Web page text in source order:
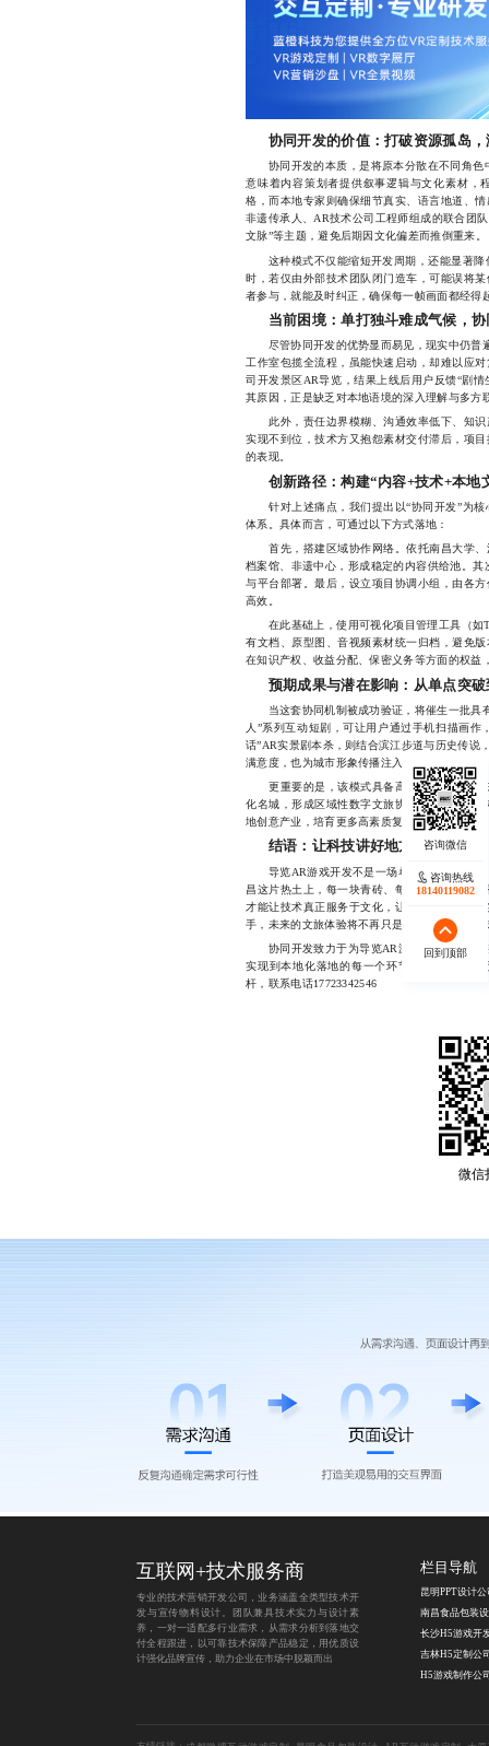
协同开发的价值：打破资源孤岛
协同开发的本质，是将原本分散在不同角色
意味着内容策划者提供叙事逻辑与文化素材，
格，而本地专家则确保细节真实、语言地道、
非遗传承人、AR技术公司工程师组成的联合团
文脉”等主题，避免后期因文化偏差而推倒重来。
这种模式不仅能缩短开发周期，还能显著降
时，若仅由外部技术团队闭门造车，可能误将
者参与，就能及时纠正，确保每一帧画面都经得
当前困境：单打独斗难成气候，
尽管协同开发的优势显而易见，现实中仍普
工作室包揽全流程，虽能快速启动，却难以应
司开发景区AR导览，结果上线后用户反馈“剧
其原因，正是缺乏对本地语境的深入理解与多方
此外，责任边界模糊、沟通效率低下、知识
实现不到位，技术方又抱怨素材交付滞后，项
的表现。
创新路径：构建“内容+技术+本地
针对上述痛点，我们提出以“协同开发”为核
体系。具体而言，可通过以下方式落地：
首先，搭建区域协作网络。依托南昌大学、
档案馆、非遗中心，形成稳定的内容供给池。
与平台部署。最后，设立项目协调小组，由各
高效。
在此基础上，使用可视化项目管理工具（如
有文档、原型图、音视频素材统一归档，避免
在知识产权、收益分配、保密义务等方面的权益
预期成果与潜在影响：从单点突
当这套协同机制被成功验证，将催生一批具
人”系列互动短剧，可让用户通过手机扫描画作
话”AR实景剧本杀，则结合滨江步道与历史传说
满意度，也为城市形象传播注入新活力。
更重要的是，该模式具备高度可复制性。未
化名城，形成区域性数字文旅协同生态。同时
地创意产业，培育更多高素质复合型人才。
结语：让科技讲好地方故事
导览AR游戏开发不是一场单纯的技术竞赛，
昌这片热土上，每一块青砖、每一段传说都值
才能让技术真正服务于文化，让虚拟世界承载
手，未来的文旅体验将不再只是“看一眼”，而是“
协同开发致力于为导览AR游戏项目提供全链
实现到本地化落地的每一个环节，助力南昌及
杆，联系电话17723342546
微信
咨询热线
18140119082
回到顶部
互联网+技术服务商
专业的技术营销开发公司，业务涵盖全类型技术开
发与宣传物料设计。团队兼具技术实力与设计素
养，一对一适配多行业需求，从需求分析到落地交
付全程跟进，以可靠技术保障产品稳定，用优质设
计强化品牌宣传，助力企业在市场中脱颖而出
栏目导航
昆明PPT设计公
南昌食品包装
长沙H5游戏开
吉林H5定制公
H5游戏制作公